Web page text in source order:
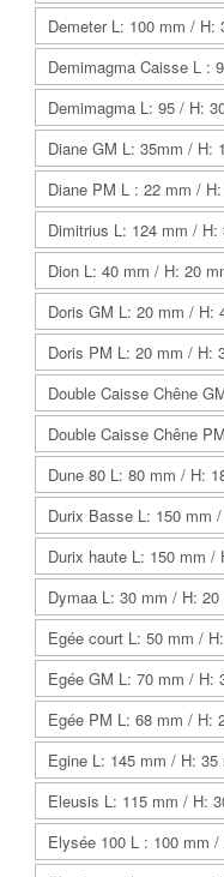
Demeter L: 100 mm / H:
Demimagma Caisse L :
Demimagma L: 95 / H:
Diane GM L: 35mm / H:
Diane PM L : 22 mm /
Dimitrius L: 124 mm / H:
Dion L: 40 mm / H: 20
Doris GM L: 20 mm / H:
Doris PM L: 20 mm / H:
Double Caisse Chêne
Double Caisse Chêne
Dune 80 L: 80 mm / H:
Durix Basse L: 150 mm
Durix haute L: 150 mm /
Dymaa L: 30 mm / H: 20
Egée court L: 50 mm /
Egée GM L: 70 mm / H:
Egée PM L: 68 mm / H:
Egine L: 145 mm / H: 35
Eleusis L: 115 mm / H:
Elysée 100 L : 100 mm /